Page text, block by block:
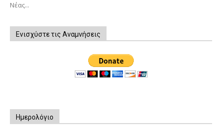
Νέας...
Ενισχύστε τις Αναμνήσεις
Ημερολόγιο